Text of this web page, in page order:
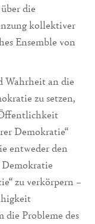
die
kollektiver
Ensemble von
Wahrheit an die
zu setzen,
Demokratie“
entweder den
zu verkörpern –
die Probleme des